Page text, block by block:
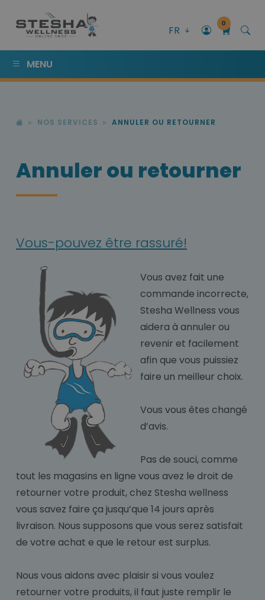
FR
0
MENU
NOS SERVICES ANNULER OU RETOURNER
Annuler ou retourner
Vous-pouvez être rassuré!
Vous avez fait une
commande incorrecte,
Stesha Wellness vous
aidera à annuler ou
revenir et facilement
afin que vous puissiez
faire un meilleur choix.
Vous vous êtes changé
d’avis.
Pas de souci, comme
tout les magasins en ligne vous avez le droit de
retourner votre produit, chez Stesha wellness
vous savez faire ça jusqu’que 14 jours après
livraison. Nous supposons que vous serez satisfait
de votre achat e que le retour est surplus.
Nous vous aidons avec plaisir si vous voulez
retourner votre produits, il faut juste remplir le